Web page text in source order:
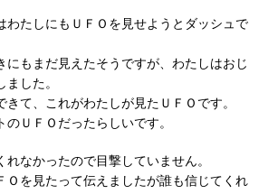
わたしにもＵＦＯを見せようとダッシュで
にもまだ見えたそうですが、わたしはおじ
した。
て、これがわたしが見たＵＦＯです。
ＵＦＯだったらしいです。
なかったので目撃していません。
Ｏを見たって伝えましたが誰も信じてくれ